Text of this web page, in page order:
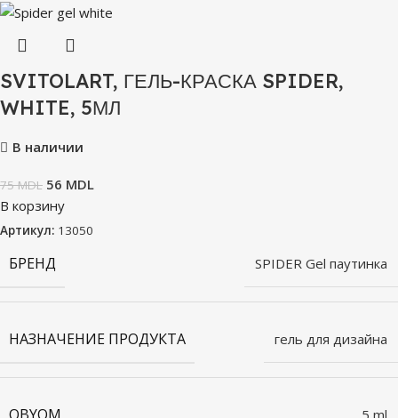
SVITOLART, ГЕЛЬ-КРАСКА SPIDER,
WHITE, 5МЛ
В наличии
75MDL 56 MDL
В корзину
Артикул: 13050
БРЕНД SPIDER Gel паутинка
НАЗНАЧЕНИЕ ПРОДУКТА гель для дизайна